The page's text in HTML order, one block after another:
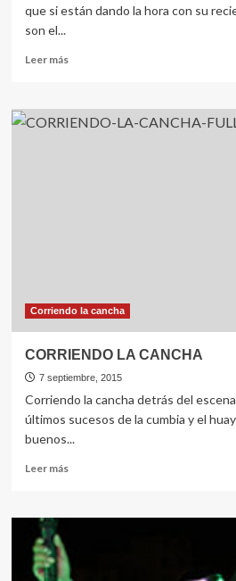
que si están dando la hora con su
son el...
Leer másLeer
CORRIENDO
LA
Corriendo la cancha
CORRIENDO LA CANCHA
7 septiembre, 2015
Corriendo la cancha detrás del
últimos sucesos de la cumbia y el
buenos...
Leer másLeer
CORRIENDO